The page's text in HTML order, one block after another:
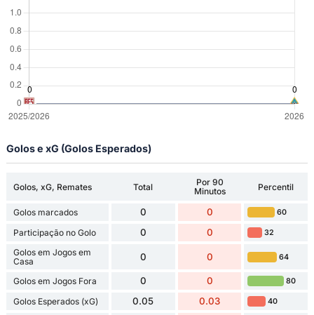
Golos e xG (Golos Esperados)
Golos, xG, Remates Total
Por 90
Minutos
Percentil
Golos marcados 0 0 60
Participação no Golo 0 0 32
Golos em Jogos em
Casa
0 0 64
Golos em Jogos Fora 0 0 80
Golos Esperados (xG) 0.05 0.03 40